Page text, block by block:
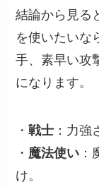
結論から見る
を使いたいな
手、素早い攻
になります。
・戦士 ：力強
・ 魔法使い
け。